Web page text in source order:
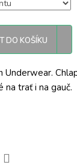
DO KOŠÍKU
Underwear.
na trať i na gauč.